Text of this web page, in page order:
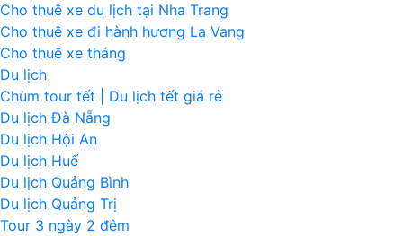
Cho thuê xe du lịch tại Nha Trang
Cho thuê xe đi hành hương La Vang
Cho thuê xe tháng
Du lịch
Chùm tour tết | Du lịch tết giá rẻ
Du lịch Đà Nẵng
Du lịch Hội An
Du lịch Huế
Du lịch Quảng Bình
Du lịch Quảng Trị
Tour 3 ngày 2 đêm